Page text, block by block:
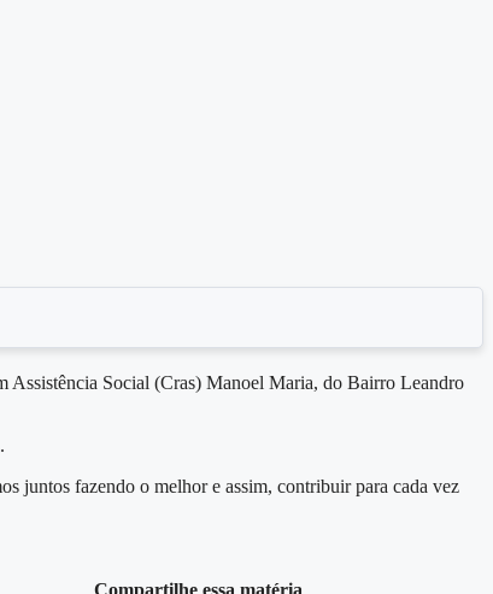
Assistência Social (Cras) Manoel Maria, do Bairro Leandro
juntos fazendo o melhor e assim, contribuir para cada vez